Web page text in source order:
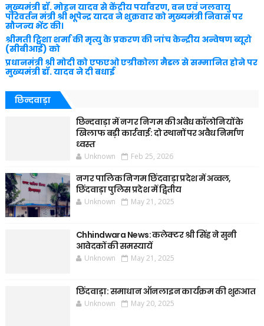
मुख्यमंत्री डॉ. मोहन यादव से केंद्रीय पर्यावरण, वन एवं जलवायु
परिवर्तन मंत्री श्री भूपेन्द्र यादव ने शुक्रवार को मुख्यमंत्री निवास पर
सौजन्य भेंट की।
श्रीमती ट्विशा शर्मा की मृत्यु के प्रकरण की जांच केन्द्रीय अन्वेषण ब्यूरो
(सीबीआई) को
प्रधानमंत्री श्री मोदी को एफएओ एग्रीकोला मैडल से सम्मानित होने पर
मुख्यमंत्री डॉ. यादव ने दी बधाई
छिन्दवाड़ा
छिन्दवाड़ा में नगर निगम की अवैध कॉलोनियों के
खिलाफ बड़ी कार्रवाई: दो स्थानों पर अवैध निर्माण
ध्वस्त
Unknown Feb 25, 2026
नगर पालिक निगम छिंदवाड़ा प्रदेश में अव्वल,
छिंदवाड़ा पुलिस प्रदेश में द्वितीय
Unknown May 21, 2025
Chhindwara News: कलेक्टर श्री सिंह ने सुनी
आवेदकों की समस्यायें
Unknown May 21, 2025
छिंदवाड़ा: समाधान ऑनलाइन कार्यक्रम की शुरुआत
Unknown May 20, 2025